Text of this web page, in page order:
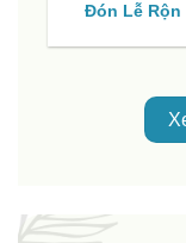
Đón Lễ Rộn